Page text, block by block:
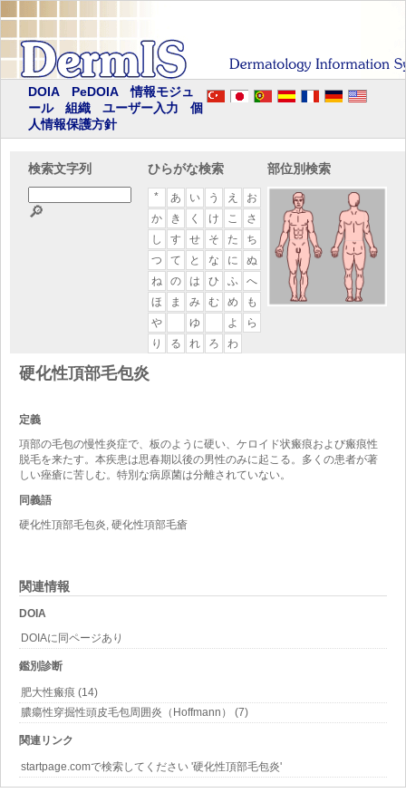
DOIA PeDOIA
情報モジュ
ール
組織 ユーザー入力
個
人情報保護方針
検索文字列
🔎
ひらがな検索
* あ い う え
お
か
き く け こ
さ
し
す せ そ た
ち
つ
て と な に
ぬ
ね
の は ひ ふ
へ
ほ
ま み む め
も
や
ゆ よ
ら
り
る れ ろ わ
部位別検索
関連情報
DOIA
DOIAに同ページあり
鑑別診断
肥大性瘢痕 (14)
膿瘍性穿掘性頭皮毛包周囲炎（Hoffmann） (7)
関連リンク
startpage.comで検索してください '硬化性頂部毛包炎'
硬化性頂部毛包炎
定義
項部の毛包の慢性炎症で、板のように硬い、ケロイド状瘢痕および瘢痕性
脱毛を来たす。本疾患は思春期以後の男性のみに起こる。多くの患者が著
しい痤瘡に苦しむ。特別な病原菌は分離されていない。
同義語
硬化性頂部毛包炎, 硬化性項部毛瘡